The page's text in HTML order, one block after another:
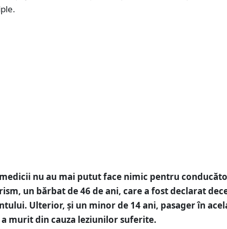
nu au mai putut face nimic pentru
un bărbat de 46 de ani, care a fost declarat
Ulterior, și un minor de 14 ani, pasager în
murit din cauza leziunilor suferite.